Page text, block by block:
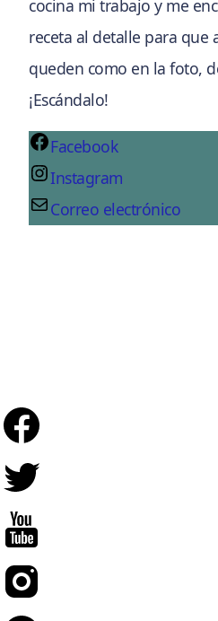
cocina mi trabajo y me
receta al detalle para que
queden como en la foto,
¡Escándalo!
Facebook
Instagram
Correo electrónico